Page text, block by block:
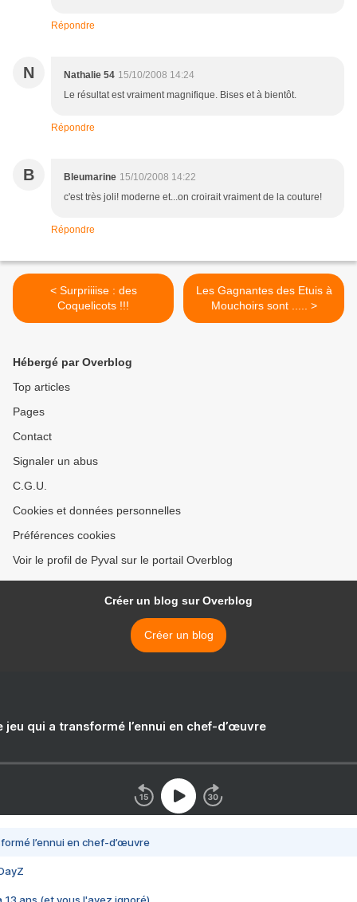
Répondre
N Nathalie 54 15/10/2008 14:24
Le résultat est vraiment magnifique. Bises et à bientôt.
Répondre
B Bleumarine 15/10/2008 14:22
c'est très joli! moderne et...on croirait vraiment de la couture!
Répondre
< Surpriiiise : des
Coquelicots !!!
Les Gagnantes des Etuis à
Mouchoirs sont ..... >
Hébergé par Overblog
Top articles
Pages
Contact
Signaler un abus
C.G.U.
Cookies et données personnelles
Préférences cookies
Voir le profil de Pyval sur le portail Overblog
Créer un blog sur Overblog
Créer un blog
jeu qui a transformé l’ennui en chef-d’œuvre
l’ennui en chef-d’œuvre